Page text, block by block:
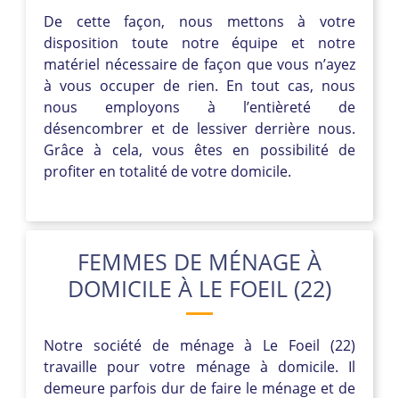
De cette façon, nous mettons à votre
disposition toute notre équipe et notre
matériel nécessaire de façon que vous n’ayez
à vous occuper de rien. En tout cas, nous
nous employons à l’entièreté de
désencombrer et de lessiver derrière nous.
Grâce à cela, vous êtes en possibilité de
profiter en totalité de votre domicile.
FEMMES DE MÉNAGE À
DOMICILE À LE FOEIL (22)
Notre société de ménage à Le Foeil (22)
travaille pour votre ménage à domicile. Il
demeure parfois dur de faire le ménage et de